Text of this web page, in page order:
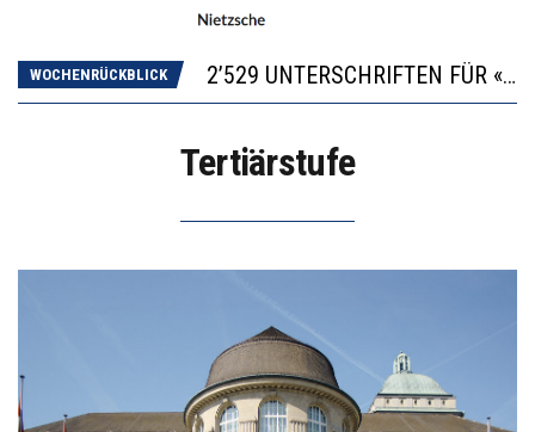
WOCHENRÜCKBLICK
2’529 UNTERSCHRIFTEN FÜR «KEINE DIGITALEN GERÄTE IN DEN ERSTEN VIER PRIMARSCHULJAHREN» EINGEREICHT
ICH WILL MEHR EVIDENZ UND WILL WISSEN, WAS ALL DIE INVESTITIONEN BRINGEN
Tertiärstufe